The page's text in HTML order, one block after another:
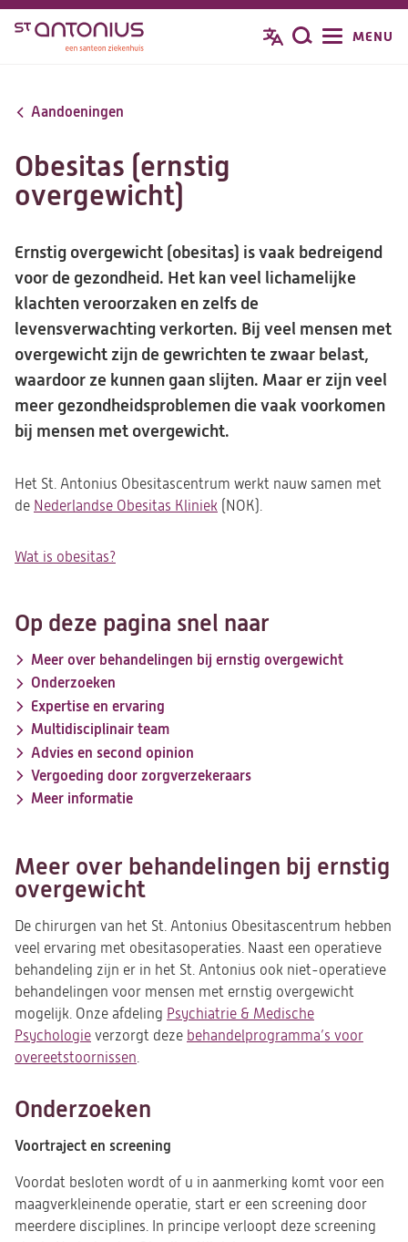
Overslaan
inhoud
Zoeken
MENU
Aandoeningen
Obesitas (ernstig
overgewicht)
Ernstig overgewicht (obesitas) is vaak bedreigend
voor de gezondheid. Het kan veel lichamelijke
klachten veroorzaken en zelfs de
levensverwachting verkorten. Bij veel mensen met
overgewicht zijn de gewrichten te zwaar belast,
waardoor ze kunnen gaan slijten. Maar er zijn veel
meer gezondheidsproblemen die vaak voorkomen
bij mensen met overgewicht.
Het St. Antonius Obesitascentrum werkt nauw samen met
de Nederlandse Obesitas Kliniek (opent
(NOK).
Wat is obesitas?
nieuwe
Op deze pagina snel naar
Meer over behandelingen bij ernstig overgewicht
Onderzoeken
Expertise en ervaring
Multidisciplinair team
Advies en second opinion
Vergoeding door zorgverzekeraars
Meer informatie
Meer over behandelingen bij ernstig
overgewicht
De chirurgen van het St. Antonius Obesitascentrum hebben
veel ervaring met obesitasoperaties. Naast een operatieve
behandeling zijn er in het St. Antonius ook niet-operatieve
behandelingen voor mensen met ernstig overgewicht
mogelijk. Onze afdeling Psychiatrie & Medische
Psychologie verzorgt deze behandelprogramma’s voor
overeetstoornissen.
Onderzoeken
Voortraject en screening
Voordat besloten wordt of u in aanmerking komt voor een
maagverkleinende operatie, start er een screening door
meerdere disciplines. In principe verloopt deze screening